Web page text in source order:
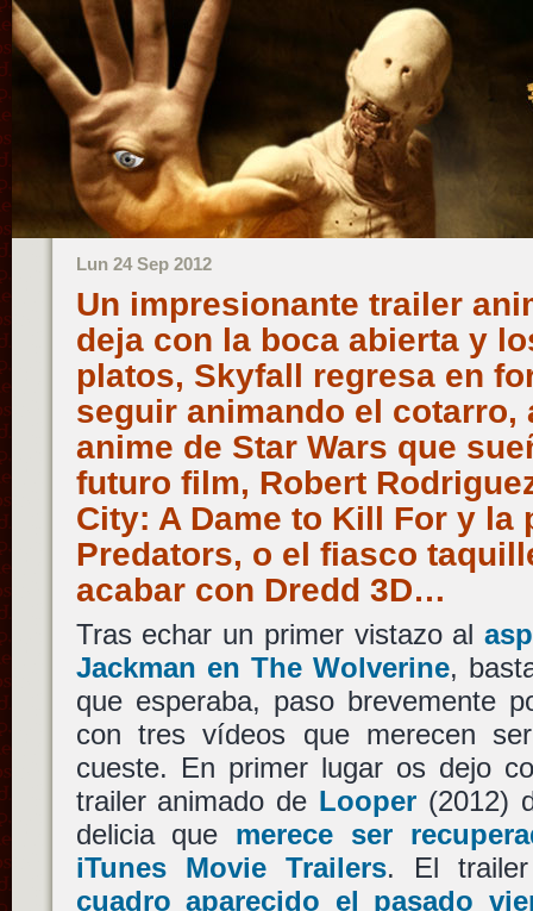
Lun 24 Sep 2012
Un impresionante trailer
deja con la boca abierta y
platos, Skyfall regresa en
seguir animando el cotarro,
anime de Star Wars que
futuro film, Robert
City: A Dame to Kill For y la
Predators, o el fiasco
acabar con Dredd 3D…
Tras echar un primer vistazo al
Jackman en The Wolverine,
que esperaba, paso brevemente
con tres vídeos que merecen
cueste. En primer lugar os dejo
trailer animado de Looper (2012)
delicia que merece ser
iTunes Movie Trailers. El
cuadro aparecido el pasado